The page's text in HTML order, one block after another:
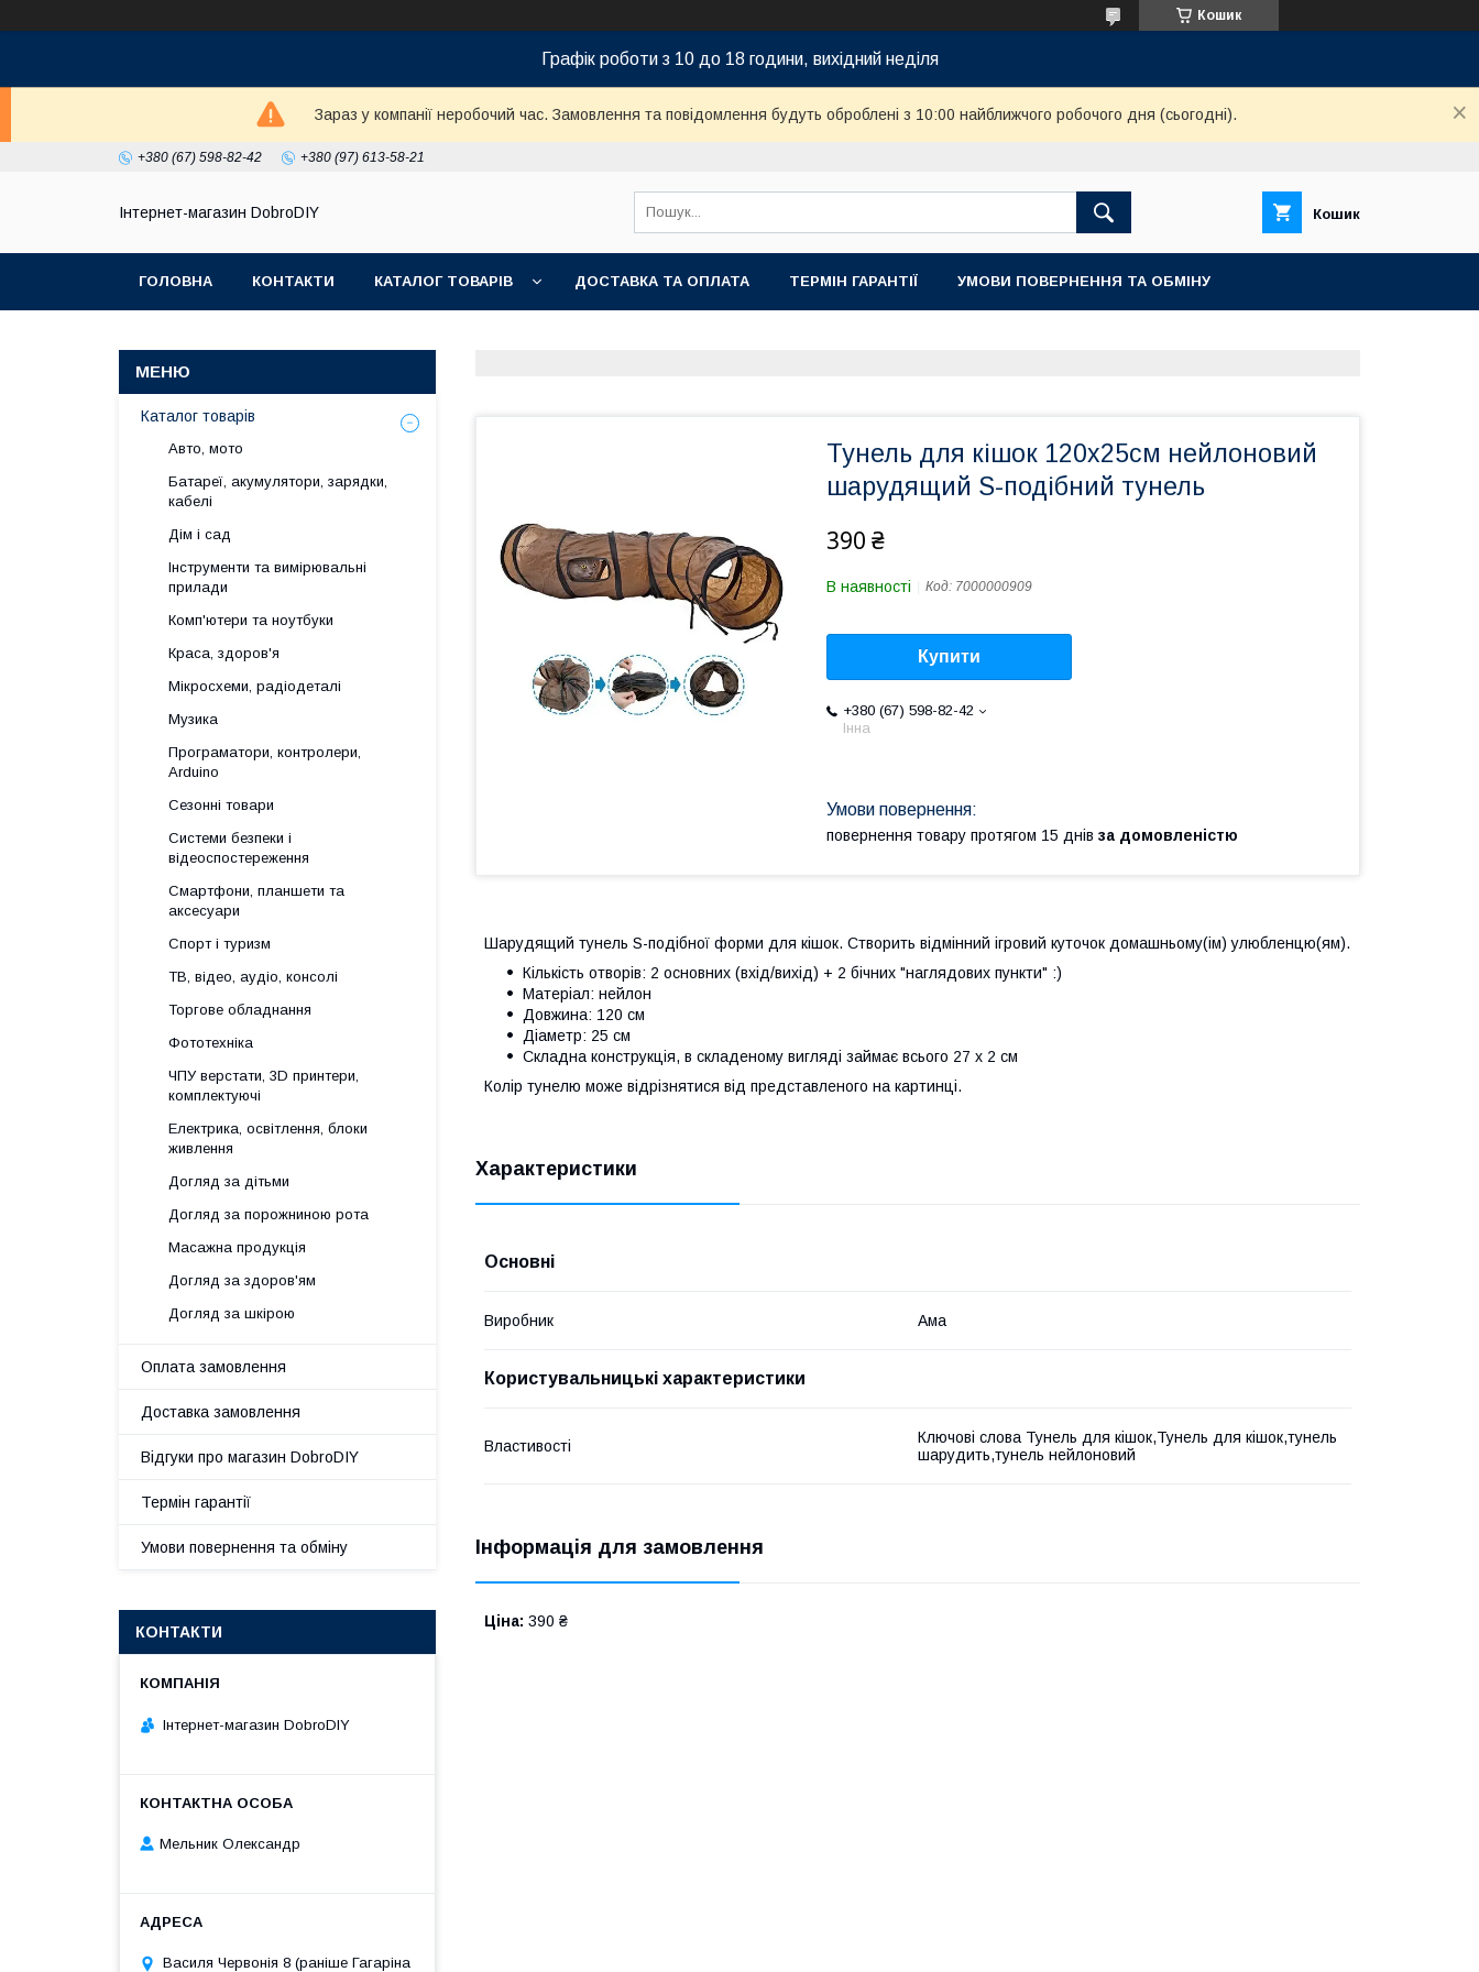
Кошик
Графік роботи з 10 до 18 години, вихідний неділя
Зараз у компанії неробочий час. Замовлення та повідомлення будуть оброблені з 10:00 найближчого робочого дня (сьогодні).
+380 (67) 598-82-42 +380 (97) 613-58-21
Інтернет-магазин DobroDIY Кошик
ГОЛОВНА КОНТАКТИ КАТАЛОГ ТОВАРІВ ДОСТАВКА ТА ОПЛАТА ТЕРМІН ГАРАНТІЇ УМОВИ ПОВЕРНЕННЯ ТА ОБМІНУ
Тунель для кішок 120х25см нейлоновий
шарудящий S-подібний тунель
390 ₴
В наявності Код: 7000000909
Купити
+380 (67) 598-82-42
Інна
повернення товару протягом 15 днів за домовленістю
Шарудящий тунель S-подібної форми для кішок. Створить відмінний ігровий куточок домашньому(ім) улюбленцю(ям).
Кількість отворів: 2 основних (вхід/вихід) + 2 бічних "наглядових пункти" :)
Матеріал: нейлон
Довжина: 120 см
Діаметр: 25 см
Складна конструкція, в складеному вигляді займає всього 27 х 2 см
Колір тунелю може відрізнятися від представленого на картинці.
Характеристики
Основні
Виробник Ама
Користувальницькі характеристики
Властивості
Ключові слова Тунель для кішок,Тунель для кішок,тунель
шарудить,тунель нейлоновий
Інформація для замовлення
Ціна: 390 ₴
Каталог товарів
Авто, мото
Батареї, акумулятори, зарядки,
кабелі
Дім і сад
Інструменти та вимірювальні
прилади
Комп'ютери та ноутбуки
Краса, здоров'я
Мікросхеми, радіодеталі
Музика
Програматори, контролери,
Arduino
Сезонні товари
Системи безпеки і
відеоспостереження
Смартфони, планшети та
аксесуари
Спорт і туризм
ТВ, відео, аудіо, консолі
Торгове обладнання
Фототехніка
ЧПУ верстати, 3D принтери,
комплектуючі
Електрика, освітлення, блоки
живлення
Догляд за дітьми
Догляд за порожниною рота
Масажна продукція
Догляд за здоров'ям
Догляд за шкірою
Оплата замовлення
Доставка замовлення
Відгуки про магазин DobroDIY
Термін гарантії
Умови повернення та обміну
КОНТАКТИ
Інтернет-магазин DobroDIY
Мельник Олександр
Василя Червонія 8 (раніше Гагаріна